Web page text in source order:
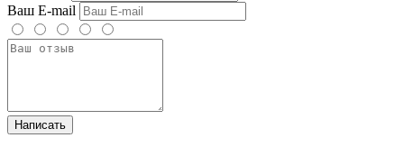
Ваш E-mail
Написать